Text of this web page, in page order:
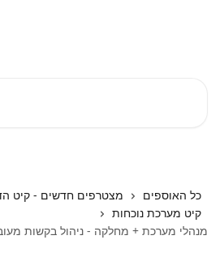
כל האוספים
מצטרפים חדשים - קיט
קיט מערכת נוכחות
מנהלי מערכת + מחלקה - ניהול בקשות